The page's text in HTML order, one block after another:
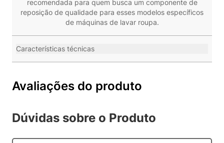
recomendada para quem busca um componente de
reposição de qualidade para esses modelos específicos
de máquinas de lavar roupa.
Características técnicas
Avaliações do produto
Dúvidas sobre o Produto